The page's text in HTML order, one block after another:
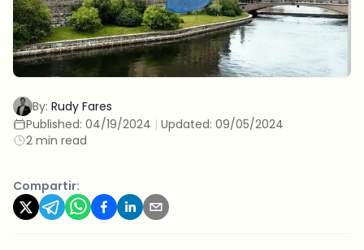
By: Rudy Fares
Published: 04/19/2024 | Updated: 09/05/2024
2 min read
Compartir: